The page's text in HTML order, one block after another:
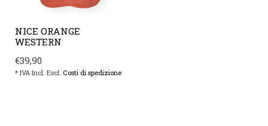
NICE ORANGE
WESTERN
€39,90
* IVA Incl. Escl. Costi di spedizione